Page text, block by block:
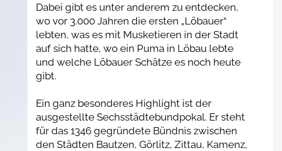
Dabei gibt es unter anderem zu entdecken,
wo vor 3.000 Jahren die ersten „Löbauer“
lebten, was es mit Musketieren in der Stadt
auf sich hatte, wo ein Puma in Löbau lebte
und welche Löbauer Schätze es noch heute
gibt.
Ein ganz besonderes Highlight ist der
ausgestellte Sechsstädtebundpokal. Er steht
für das 1346 gegründete Bündnis zwischen
den Städten Bautzen, Görlitz, Zittau, Kamenz,